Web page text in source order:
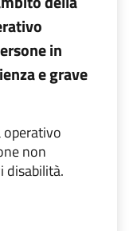
in
e grave
operativo
non
disabilità.